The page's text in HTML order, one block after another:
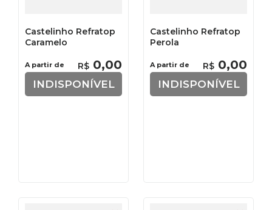
Castelinho Refratop
Caramelo
A partir de R$ 0,00
INDISPONÍVEL
Castelinho Refratop
Perola
A partir de R$ 0,00
INDISPONÍVEL